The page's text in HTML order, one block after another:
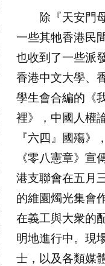
除『天安門母
一些其牠香港民
也收到了一些派
香港中文大學、
學生會合編的《
裡》，中國人權
『六四』國殤》
《零八憲章》宣
港支聯會在五月
的維園燭光集會
在義工與大衆的
明地進行中。現
士，以及各類媒